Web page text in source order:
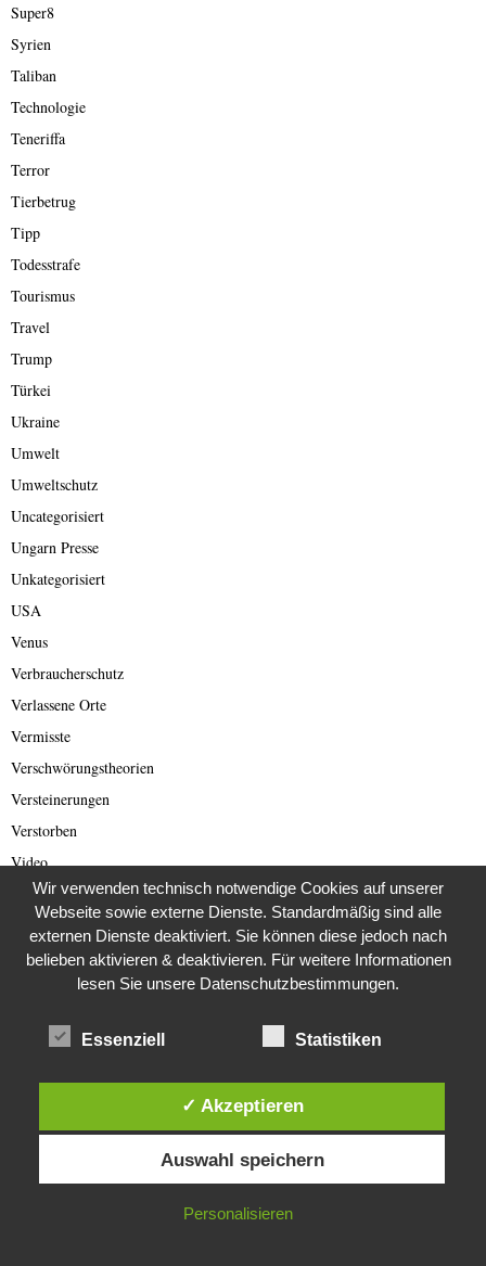
Super8
Syrien
Taliban
Technologie
Teneriffa
Terror
Tierbetrug
Tipp
Todesstrafe
Tourismus
Travel
Trump
Türkei
Ukraine
Umwelt
Umweltschutz
Uncategorisiert
Ungarn Presse
Unkategorisiert
USA
Venus
Verbraucherschutz
Verlassene Orte
Vermisste
Verschwörungstheorien
Versteinerungen
Verstorben
Video
Videos
Von der Redaktion empfohlen
Voyage et Auberge
Was wurde eigentlich aus dieser ….?
Weimarer Republik
Diese Website verwendet Cookies. Durch die weitere Nutzung dieser
Website stimmst du der Verwendung von Cookies zu.
IN ORDNUNG
Wir verwenden technisch notwendige Cookies auf unserer
Webseite sowie externe Dienste. Standardmäßig sind alle
externen Dienste deaktiviert. Sie können diese jedoch nach
belieben aktivieren & deaktivieren. Für weitere Informationen
lesen Sie unsere Datenschutzbestimmungen.
Essenziell Statistiken
✓ Akzeptieren
Auswahl speichern
Personalisieren